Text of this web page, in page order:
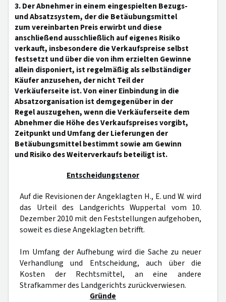
3. Der Abnehmer in einem eingespielten Bezugs-
und Absatzsystem, der die Betäubungsmittel
zum vereinbarten Preis erwirbt und diese
anschließend ausschließlich auf eigenes Risiko
verkauft, insbesondere die Verkaufspreise selbst
festsetzt und über die von ihm erzielten Gewinne
allein disponiert, ist regelmäßig als selbständiger
Käufer anzusehen, der nicht Teil der
Verkäuferseite ist. Von einer Einbindung in die
Absatzorganisation ist demgegenüber in der
Regel auszugehen, wenn die Verkäuferseite dem
Abnehmer die Höhe des Verkaufspreises vorgibt,
Zeitpunkt und Umfang der Lieferungen der
Betäubungsmittel bestimmt sowie am Gewinn
und Risiko des Weiterverkaufs beteiligt ist.
Entscheidungstenor
Auf die Revisionen der Angeklagten H., E. und W. wird
das Urteil des Landgerichts Wuppertal vom 10.
Dezember 2010 mit den Feststellungen aufgehoben,
soweit es diese Angeklagten betrifft.
Im Umfang der Aufhebung wird die Sache zu neuer
Verhandlung und Entscheidung, auch über die
Kosten der Rechtsmittel, an eine andere
Strafkammer des Landgerichts zurückverwiesen.
Gründe